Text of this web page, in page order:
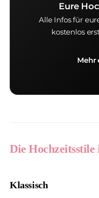
Eure
Alle Infos für
kostenlos
Mehr
Die
Klassisch